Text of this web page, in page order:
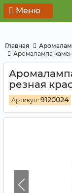
Меню
Главная
Аромалампа
резная
Артикул: 9120024